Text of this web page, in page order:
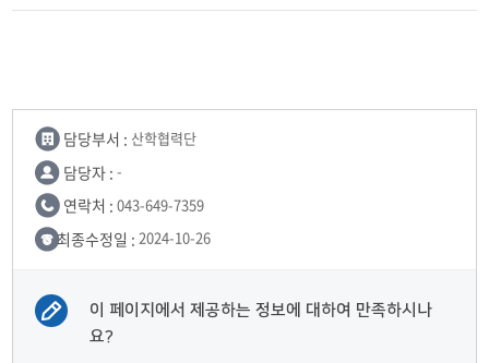
담당부서 : 산학협력단
담당자 : -
연락처 : 043-649-7359
최종수정일 : 2024-10-26
이 페이지에서 제공하는 정보에 대하여 만족하시나
요?